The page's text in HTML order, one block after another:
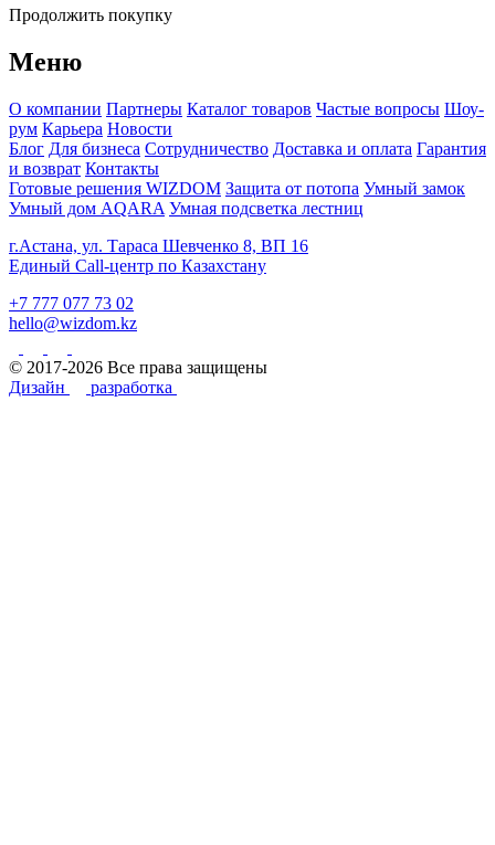
Продолжить покупку
Меню
О компании Партнеры Каталог товаров Частые вопросы Шоу-
рум Карьера Новости
Блог Для бизнеса Сотрудничество Доставка и оплата Гарантия
и возврат Контакты
Готовые решения WIZDOM Защита от потопа Умный замок
Умный дом AQARA Умная подсветка лестниц
г.Астана, ул. Тараса Шевченко 8, ВП 16
Единый Call-центр по Казахстану
+7 777 077 73 02
hello@wizdom.kz
© 2017-2026 Все права защищены
Дизайн
разработка